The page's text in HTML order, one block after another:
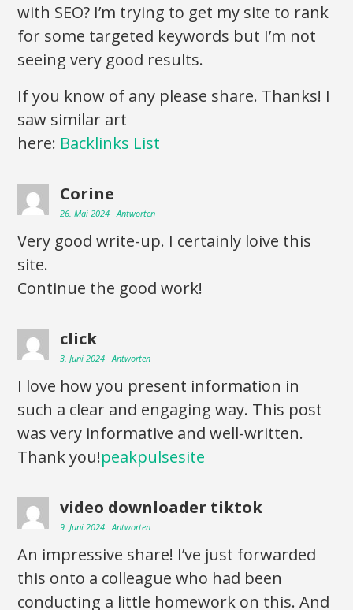
with SEO? I’m trying to get my site to rank
for some targeted keywords but I’m not
seeing very good results.
If you know of any please share. Thanks! I
saw similar art
here: Backlinks List
Corine
26. Mai 2024 Antworten
Very good write-up. I certainly loive this
site.
Continue the good work!
click
3. Juni 2024 Antworten
I love how you present information in
such a clear and engaging way. This post
was very informative and well-written.
Thank you!peakpulsesite
video downloader tiktok
9. Juni 2024 Antworten
An impressive share! I’ve just forwarded
this onto a colleague who had been
conducting a little homework on this. And